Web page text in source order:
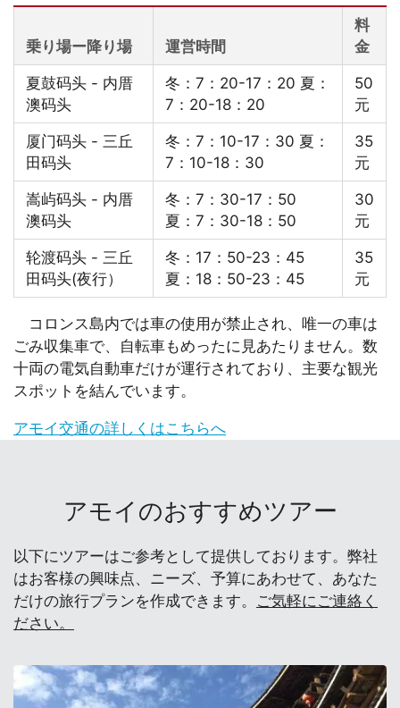
乗り場ー降り場 運営時間
料
金
夏鼓码头 - 内厝
澳码头
冬：7：20-17：20 夏：
7：20-18：20
50
元
厦门码头 - 三丘
田码头
冬：7：10-17：30 夏：
7：10-18：30
35
元
嵩屿码头 - 内厝
澳码头
冬：7：30-17：50
夏：7：30-18：50
30
元
轮渡码头 - 三丘
田码头(夜行）
冬：17：50-23：45
夏：18：50-23：45
35
元
コロンス島内では車の使用が禁止され、唯一の車は
ごみ収集車で、自転車もめったに見あたりません。数
十両の電気自動車だけが運行されており、主要な観光
スポットを結んでいます。
アモイ交通の詳しくはこちらへ
アモイのおすすめツアー
以下にツアーはご参考として提供しております。弊社
はお客様の興味点、ニーズ、予算にあわせて、あなた
だけの旅行プランを作成できます。 ご気軽にご連絡く
ださい。